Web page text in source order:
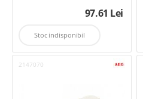
97.61 Lei
Stoc indisponibil
2147070